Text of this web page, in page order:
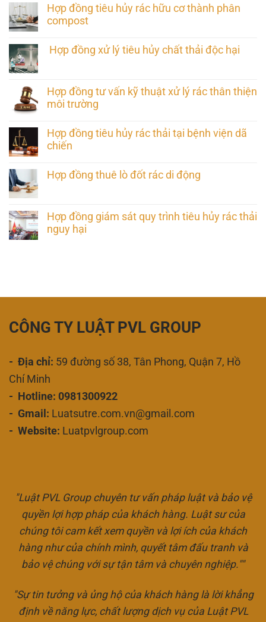
Hợp đồng tiêu hủy rác hữu cơ thành phân
compost
Hợp đồng xử lý tiêu hủy chất thải độc hại
Hợp đồng tư vấn kỹ thuật xử lý rác thân thiện
môi trường
Hợp đồng tiêu hủy rác thải tại bệnh viện dã
chiến
Hợp đồng thuê lò đốt rác di động
Hợp đồng giám sát quy trình tiêu hủy rác thải
nguy hại
CÔNG TY LUẬT PVL GROUP
- Địa chỉ: 59 đường số 38, Tân Phong, Quận 7, Hồ
Chí Minh
- Hotline: 0981300922
- Gmail: Luatsutre.com.vn@gmail.com
- Website: Luatpvlgroup.com
"Luật PVL Group chuyên tư vấn pháp luật và bảo vệ
quyền lợi hợp pháp của khách hàng. Luật sư của
chúng tôi cam kết xem quyền và lợi ích của khách
hàng như của chính mình, quyết tâm đấu tranh và
bảo vệ chúng với sự tận tâm và chuyên nghiệp.""
"Sự tin tưởng và ủng hộ của khách hàng là lời khẳng
định về năng lực, chất lượng dịch vụ của Luật PVL